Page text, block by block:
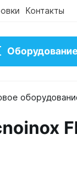
Контакты
Оборудование